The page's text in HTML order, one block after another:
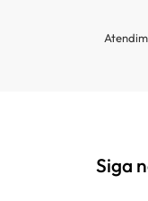
Siga